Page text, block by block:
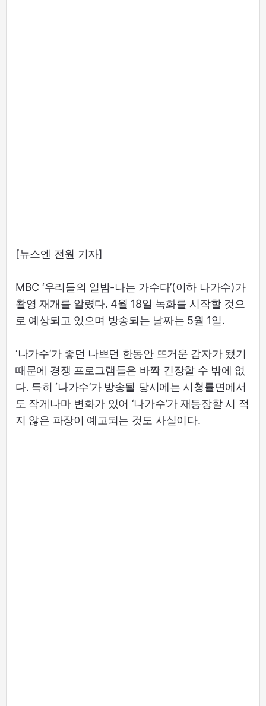
[뉴스엔 전원 기자]
MBC ‘우리들의 일밤-나는 가수다’(이하 나가수)가
촬영 재개를 알렸다. 4월 18일 녹화를 시작할 것으
로 예상되고 있으며 방송되는 날짜는 5월 1일.
‘나가수’가 좋던 나쁘던 한동안 뜨거운 감자가 됐기
때문에 경쟁 프로그램들은 바짝 긴장할 수 밖에 없
다. 특히 ‘나가수’가 방송될 당시에는 시청률면에서
도 작게나마 변화가 있어 ‘나가수’가 재등장할 시 적
지 않은 파장이 예고되는 것도 사실이다.